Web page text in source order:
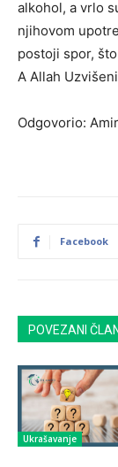
alkohol, a vrlo
njihovom
postoji spor,
A Allah
Odgovorio:
Facebook
POVEZANI
Ukrašavanje